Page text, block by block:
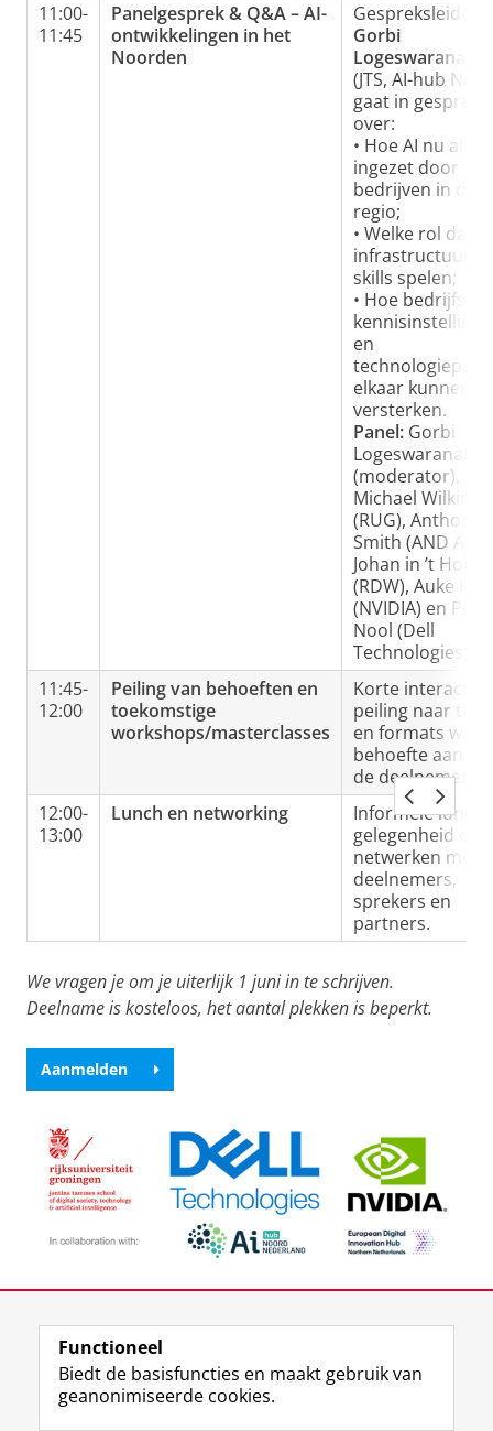
11:00-
11:45
Panelgesprek & Q&A – AI-
ontwikkelingen in het
Noorden
Gespreksleider
Gorbi
(JTS, AI-hub
gaat in gesprek
over:
• Hoe AI nu al
ingezet door
bedrijven in de
regio;
• Welke rol data,
infrastructuur
skills spelen;
• Hoe
en
elkaar kunnen
versterken.
Panel: Gorbi
(moderator),
Michael
(RUG), Anthonie
Smith (AND AI),
Johan in ’t Holt
(RDW), Auke
(NVIDIA) en
Nool (Dell
Technologies).
11:45-
12:00
Peiling van behoeften en
toekomstige
workshops/masterclasses
Korte
peiling naar
en formats waar
behoefte aan is
de deelnemers.
12:00-
13:00
Lunch en networking
Informele lunch
gelegenheid om
netwerken met
deelnemers,
sprekers en
partners.
We vragen je om je uiterlijk 1 juni in te schrijven.
Deelname is kosteloos, het aantal plekken is beperkt.
Aanmelden
Deel dit Facebook LinkedIn
T L Y
Functioneel
Biedt de basisfuncties en maakt gebruik van
geanonimiseerde cookies.